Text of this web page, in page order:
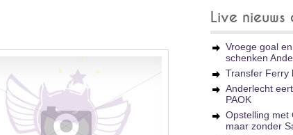
Live nieuws
Vroege goal
schenken
Transfer Ferry
Anderlecht
PAOK
Opstelling met
maar zonder